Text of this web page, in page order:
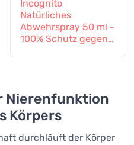
Incognito
Natürliches
Abwehrspray 50 ml -
100% Schutz gegen
Nierenfunktion
Körpers
durchläuft der Körper